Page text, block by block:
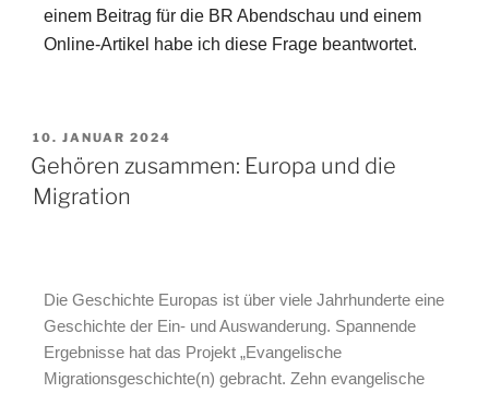
einem Beitrag für die BR Abendschau und einem
Online-Artikel habe ich diese Frage beantwortet.
10. JANUAR 2024
Gehören zusammen: Europa und die
Migration
Die Geschichte Europas ist über viele Jahrhunderte eine
Geschichte der Ein- und Auswanderung. Spannende
Ergebnisse hat das Projekt „Evangelische
Migrationsgeschichte(n) gebracht. Zehn evangelische